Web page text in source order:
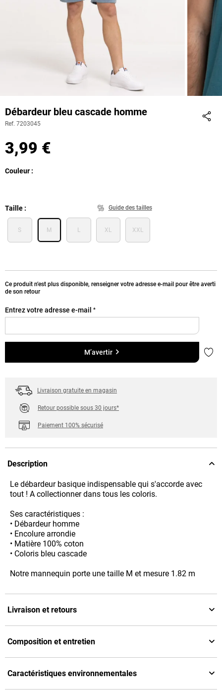
Débardeur bleu cascade homme
Ref. 7203045
3,99 €
Couleur
Taille Guide des tailles
S M L XL XXL
Ce produit n’est plus disponible, renseigner votre adresse e-mail pour être averti
de son retour
Entrez votre adresse e-mail *
M’avertir
Livraison gratuite en magasin
Retour possible sous 30 jours*
Paiement 100% sécurisé
Description
Le débardeur basique indispensable qui s'accorde avec
tout ! A collectionner dans tous les coloris.
Ses caractéristiques :
• Débardeur homme
• Encolure arrondie
• Matière 100% coton
• Coloris bleu cascade
Notre mannequin porte une taille M et mesure 1.82 m
Livraison et retours
Composition et entretien
Caractéristiques environnementales